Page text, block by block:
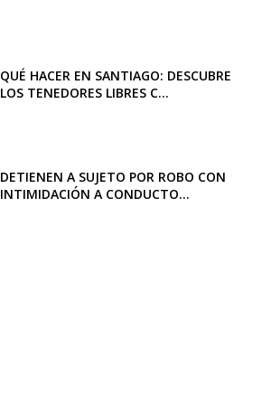
QUÉ HACER EN SANTIAGO: DESCUBRE
LOS TENEDORES LIBRES C...
DETIENEN A SUJETO POR ROBO CON
INTIMIDACIÓN A CONDUCTO...